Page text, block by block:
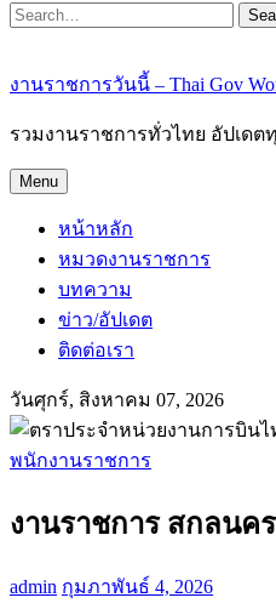
Search
งานราชการวันนี้ – Thai Gov
รวมงานราชการทั่วไทย อัปเดต
Menu
หน้าหลัก
หมวดงานราชการ
บทความ
ข่าว/อัปเดต
ติดต่อเรา
วันศุกร์, สิงหาคม 07, 2026
พนักงานราชการ
งานราชการ สกลนค
admin กุมภาพันธ์ 4, 2026